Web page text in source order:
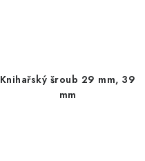
Knihařský šroub 29 mm, 39
mm